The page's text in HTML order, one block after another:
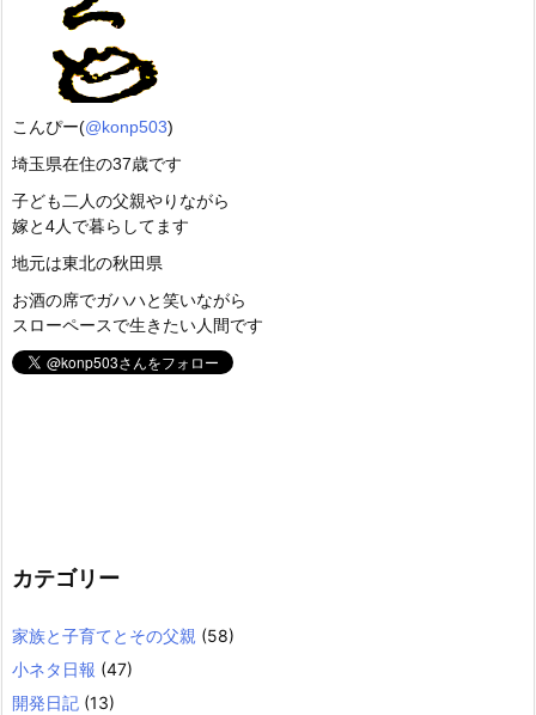
こんぴー(@konp503)
埼玉県在住の37歳です
子ども二人の父親やりながら
嫁と4人で暮らしてます
地元は東北の秋田県
お酒の席でガハハと笑いながら
スローペースで生きたい人間です
カテゴリー
家族と子育てとその父親 (58)
小ネタ日報 (47)
開発日記 (13)